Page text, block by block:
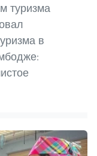
туризма
в